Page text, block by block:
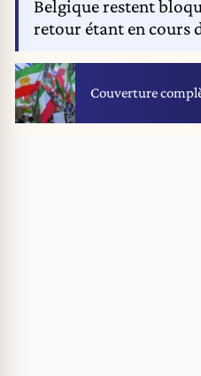
Belgique restent
retour étant en cours
Couverture